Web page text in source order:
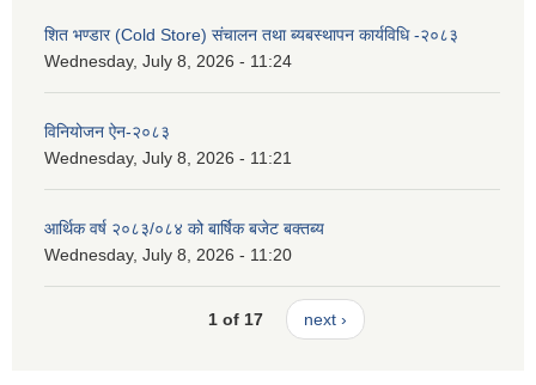
शित भण्डार (Cold Store) संचालन तथा ब्यबस्थापन कार्यविधि -२०८३
Wednesday, July 8, 2026 - 11:24
विनियोजन ऐन-२०८३
Wednesday, July 8, 2026 - 11:21
आर्थिक वर्ष २०८३/०८४ को बार्षिक बजेट बक्तब्य
Wednesday, July 8, 2026 - 11:20
1 of 17 next ›